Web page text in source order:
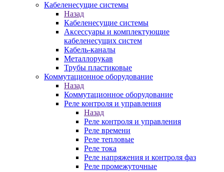
Кабеленесущие системы
Назад
Кабеленесущие системы
Аксессуары и комплектующие
кабеленесущих систем
Кабель-каналы
Металлорукав
Трубы пластиковые
Коммутационное оборудование
Назад
Коммутационное оборудование
Реле контроля и управления
Назад
Реле контроля и управления
Реле времени
Реле тепловые
Реле тока
Реле напряжения и контроля фаз
Реле промежуточные